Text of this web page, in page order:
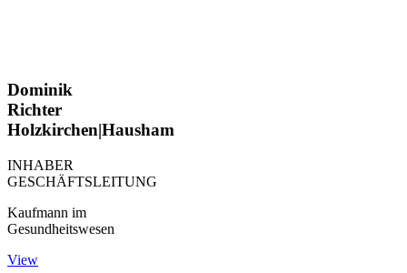
Dominik
Richter
Holzkirchen|Hausham
INHABER
GESCHÄFTSLEITUNG
Kaufmann im
Gesundheitswesen
View